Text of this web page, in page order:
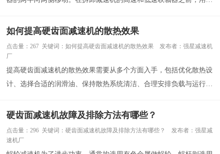
如何提高硬齿面减速机的散热效果
点击量：267 关键词：如何提高硬齿面减速机的散热效果 发布者：强星减速机
厂
提高硬齿面减速机的散热效果需要从多个方面入手，包括优化散热设
计、选择合适的润滑油、保持散热系统清洁、合理安排负载与运行时
硬齿面减速机故障及排除方法有哪些？
点击量：296 关键词：硬齿面减速机故障及排除方法有哪些？ 发布者：强星减
速机厂